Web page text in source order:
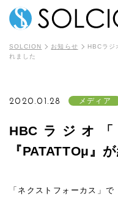
SOLCION お知らせ
HBCラジ
れました
HBCラジオ
『PATATTOμ』
2020.01.28 メディア
「ネクストフォーカス」